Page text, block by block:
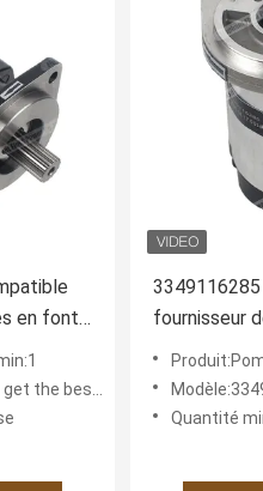
en fonte
+
best offer
3349116285
fournisseur
engrenages
haute qualité
Quantité